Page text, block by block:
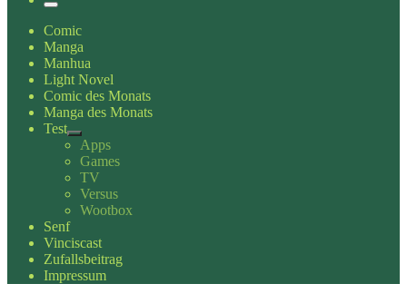
Menü
Comic
Manga
Manhua
Light Novel
Comic des Monats
Manga des Monats
Test
Apps
Games
TV
Versus
Wootbox
Senf
Vinciscast
Zufallsbeitrag
Impressum